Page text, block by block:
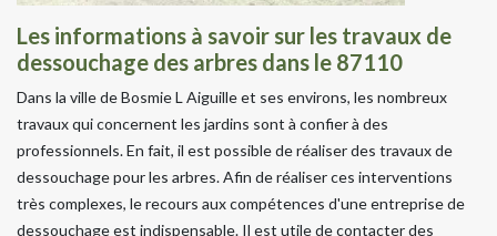
Les informations à savoir sur les travaux de
dessouchage des arbres dans le 87110
Dans la ville de Bosmie L Aiguille et ses environs, les nombreux
travaux qui concernent les jardins sont à confier à des
professionnels. En fait, il est possible de réaliser des travaux de
dessouchage pour les arbres. Afin de réaliser ces interventions
très complexes, le recours aux compétences d'une entreprise de
dessouchage est indispensable. Il est utile de contacter des